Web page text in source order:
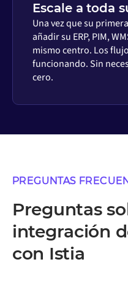
Escale a toda
Una vez que su
añadir su ERP, PIM,
mismo centro. Los
funcionando. Sin
cero.
PREGUNTAS
Preguntas
integración
con Istia